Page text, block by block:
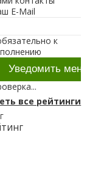
E-Mail
к
все рейтинги